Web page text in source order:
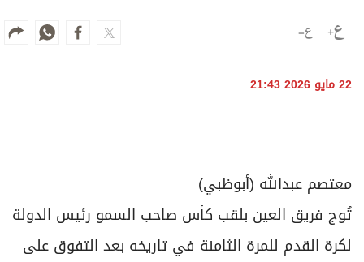
22 مايو 2026 21:43
معتصم عبدالله (أبوظبي)
تُوج فريق العين بلقب كأس صاحب السمو رئيس الدولة
لكرة القدم للمرة الثامنة في تاريخه بعد التفوق على